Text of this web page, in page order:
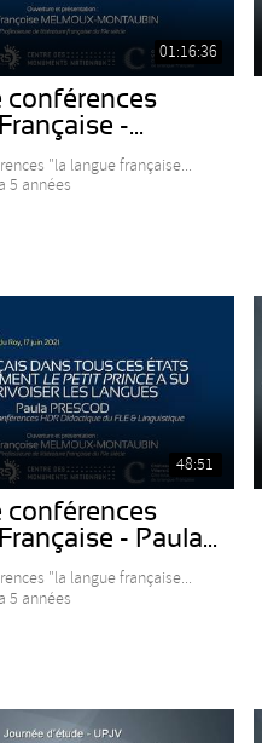
01:16:36
conférences
-...
"la langue française...
5 années
48:51
conférences
- Paula...
"la langue française...
5 années